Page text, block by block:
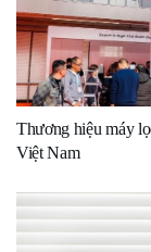
Thương hiệu máy
Việt Nam